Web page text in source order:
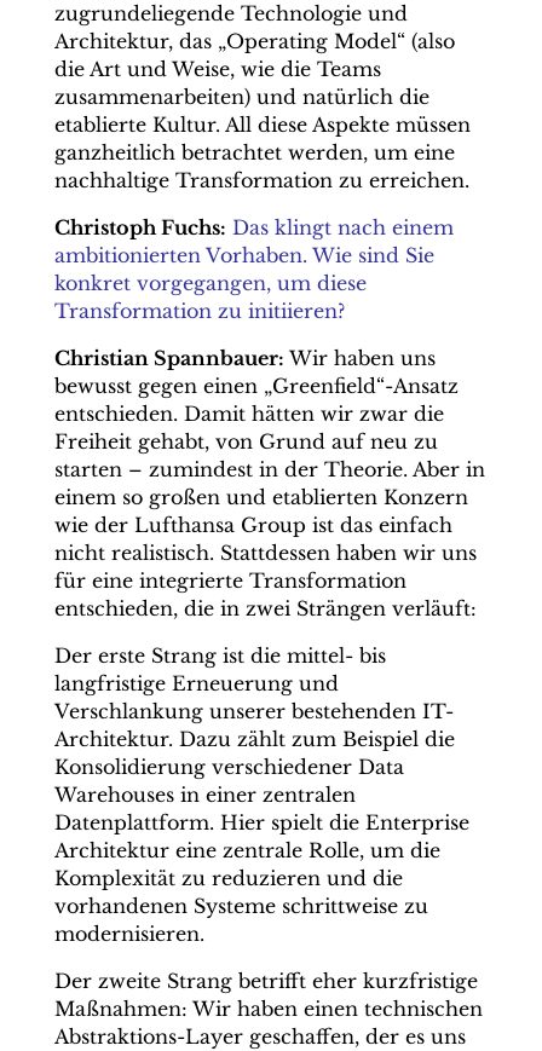
zugrundeliegende Technologie und
Architektur, das „Operating Model“ (also
die Art und Weise, wie die Teams
zusammenarbeiten) und natürlich die
etablierte Kultur. All diese Aspekte müssen
ganzheitlich betrachtet werden, um eine
nachhaltige Transformation zu erreichen.
Christoph Fuchs: Das klingt nach einem
ambitionierten Vorhaben. Wie sind Sie
konkret vorgegangen, um diese
Transformation zu initiieren?
Christian Spannbauer: Wir haben uns
bewusst gegen einen „Greenfield“-Ansatz
entschieden. Damit hätten wir zwar die
Freiheit gehabt, von Grund auf neu zu
starten – zumindest in der Theorie. Aber in
einem so großen und etablierten Konzern
wie der Lufthansa Group ist das einfach
nicht realistisch. Stattdessen haben wir uns
für eine integrierte Transformation
entschieden, die in zwei Strängen verläuft:
Der erste Strang ist die mittel- bis
langfristige Erneuerung und
Verschlankung unserer bestehenden IT-
Architektur. Dazu zählt zum Beispiel die
Konsolidierung verschiedener Data
Warehouses in einer zentralen
Datenplattform. Hier spielt die Enterprise
Architektur eine zentrale Rolle, um die
Komplexität zu reduzieren und die
vorhandenen Systeme schrittweise zu
modernisieren.
Der zweite Strang betrifft eher kurzfristige
Maßnahmen: Wir haben einen technischen
Abstraktions-Layer geschaffen, der es uns